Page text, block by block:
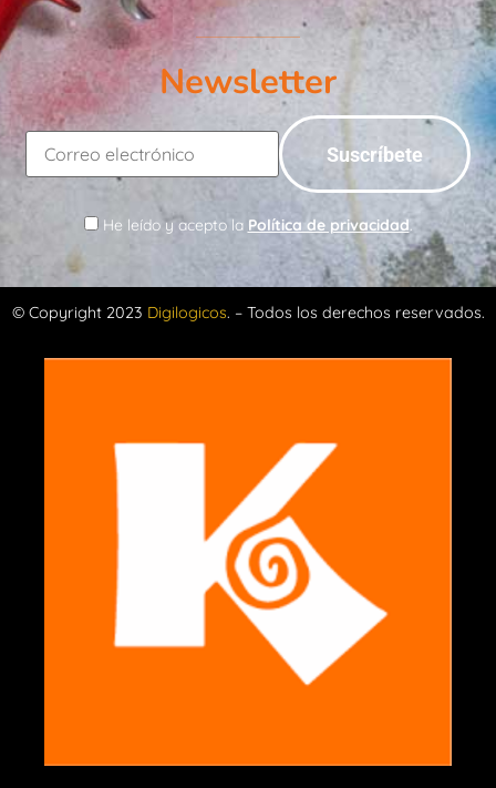
Newsletter
He leído y acepto la Política de privacidad.
© Copyright 2023 Digilogicos. – Todos los derechos reservados.